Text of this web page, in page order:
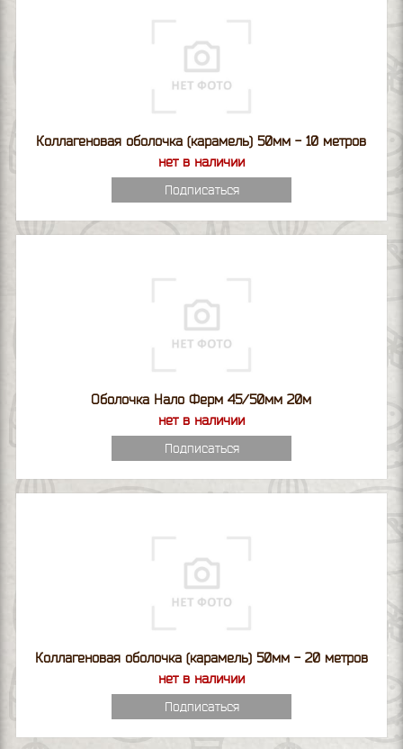
Коллагеновая оболочка (карамель) 50мм - 10 метров
нет в наличии
Подписаться
Оболочка Нало Ферм 45/50мм 20м
нет в наличии
Подписаться
Коллагеновая оболочка (карамель) 50мм - 20 метров
нет в наличии
Подписаться